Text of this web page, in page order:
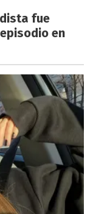
fue
en